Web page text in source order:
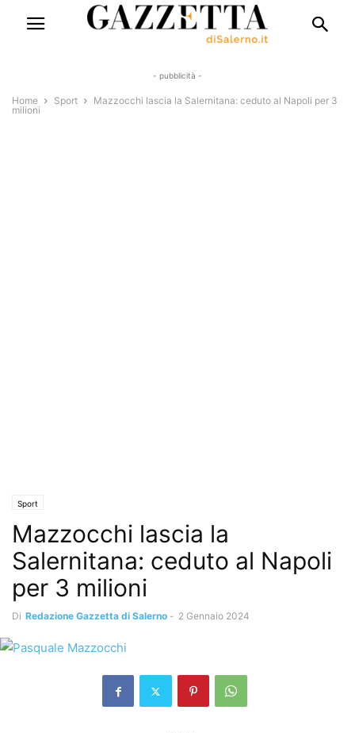
- pubblicità -
Home Sport
Mazzocchi lascia la Salernitana: ceduto al Napoli per 3
milioni
Sport
Mazzocchi lascia la
Salernitana: ceduto al Napoli
per 3 milioni
Di Redazione Gazzetta di Salerno - 2 Gennaio 2024